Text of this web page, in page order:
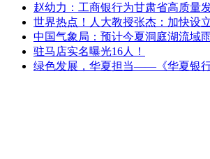
赵幼力：工商银行为甘肃省高质量
世界热点！人大教授张杰：加快设
中国气象局：预计今夏洞庭湖流域
驻马店实名曝光16人！
绿色发展，华夏担当——《华夏银